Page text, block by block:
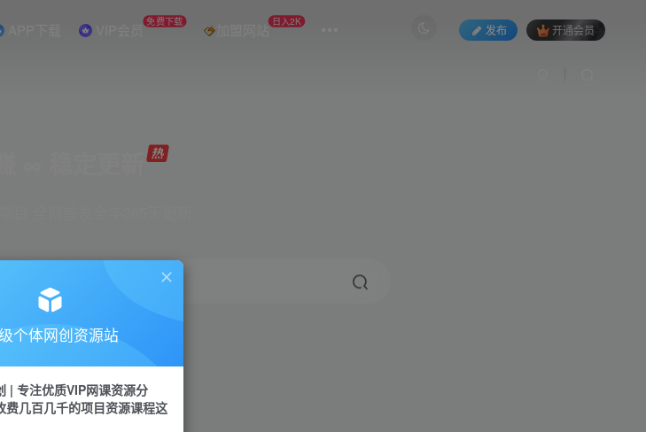
APP下载 VIP会员 免费下载 加盟网站 日入2K
发布 开通会员
流 短视频 小红书
个体网创资源站
| 专注优质VIP网课资源分
费几百几千的项目资源课程这